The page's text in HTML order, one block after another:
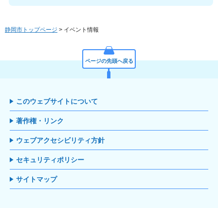
静岡市トップページ > イベント情報
ページの先頭へ戻る
このウェブサイトについて
著作権・リンク
ウェブアクセシビリティ方針
セキュリティポリシー
サイトマップ